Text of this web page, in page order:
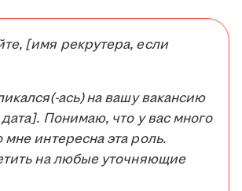
[имя рекрутера, если
ась) на вашу вакансию
Понимаю, что у вас много
мне интересна эта роль.
на любые уточняющие